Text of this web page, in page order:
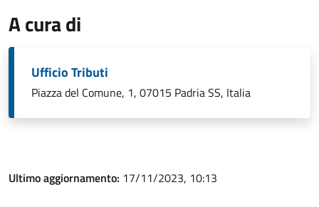
A cura di
Ufficio Tributi
Piazza del Comune, 1, 07015 Padria SS, Italia
Ultimo aggiornamento: 17/11/2023, 10:13